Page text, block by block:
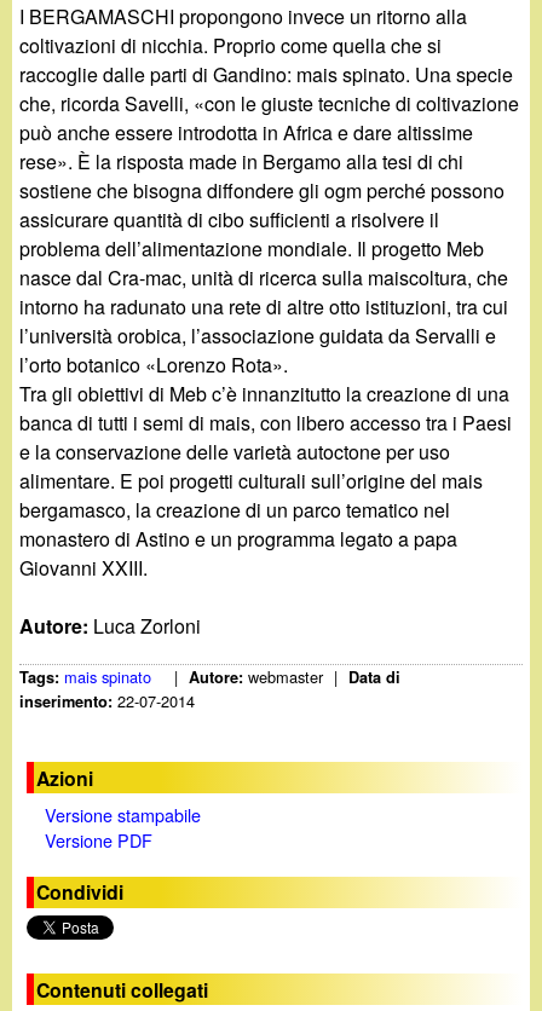
I BERGAMASCHI propongono invece un ritorno alla
coltivazioni di nicchia. Proprio come quella che si
raccoglie dalle parti di Gandino: mais spinato. Una specie
che, ricorda Savelli, «con le giuste tecniche di coltivazione
può anche essere introdotta in Africa e dare altissime
rese». È la risposta made in Bergamo alla tesi di chi
sostiene che bisogna diffondere gli ogm perché possono
assicurare quantità di cibo sufficienti a risolvere il
problema dell’alimentazione mondiale. Il progetto Meb
nasce dal Cra-mac, unità di ricerca sulla maiscoltura, che
intorno ha radunato una rete di altre otto istituzioni, tra cui
l’università orobica, l’associazione guidata da Servalli e
l’orto botanico «Lorenzo Rota».
Tra gli obiettivi di Meb c’è innanzitutto la creazione di una
banca di tutti i semi di mais, con libero accesso tra i Paesi
e la conservazione delle varietà autoctone per uso
alimentare. E poi progetti culturali sull’origine del mais
bergamasco, la creazione di un parco tematico nel
monastero di Astino e un programma legato a papa
Giovanni XXIII.
Autore: Luca Zorloni
Tags: mais spinato | Autore:webmaster |
Data di
inserimento:22-07-2014
Azioni
Versione stampabile
Versione PDF
Condividi
Contenuti collegati